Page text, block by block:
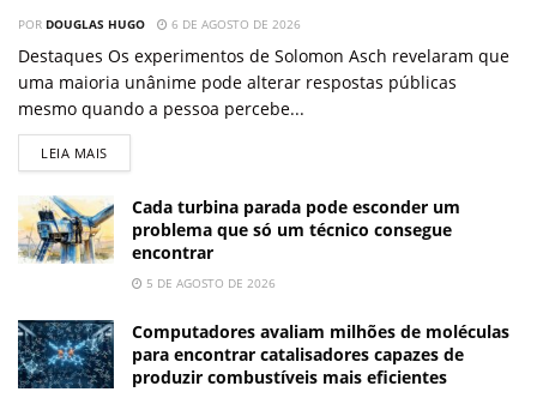
POR DOUGLAS HUGO 6 DE AGOSTO DE 2026
Destaques Os experimentos de Solomon Asch revelaram que
uma maioria unânime pode alterar respostas públicas
mesmo quando a pessoa percebe...
LEIA MAIS
Cada turbina parada pode esconder um
problema que só um técnico consegue
encontrar
5 DE AGOSTO DE 2026
Computadores avaliam milhões de moléculas
para encontrar catalisadores capazes de
produzir combustíveis mais eficientes